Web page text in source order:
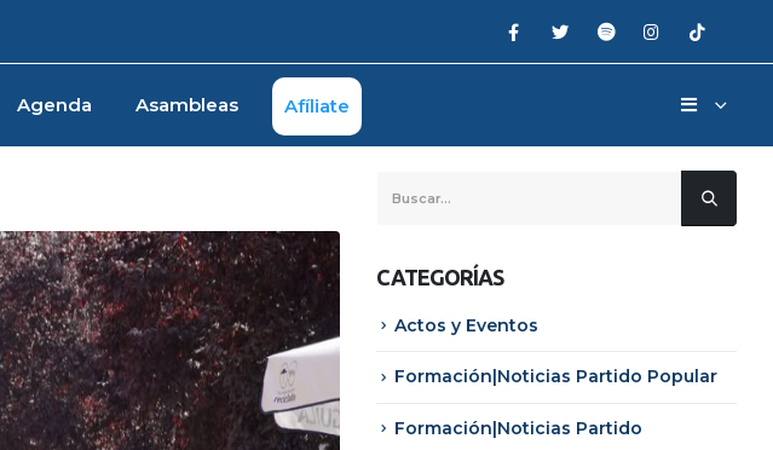
Agenda Asambleas Afíliate
CATEGORÍAS
Actos y Eventos
Formación|Noticias Partido Popular
Formación|Noticias Partido